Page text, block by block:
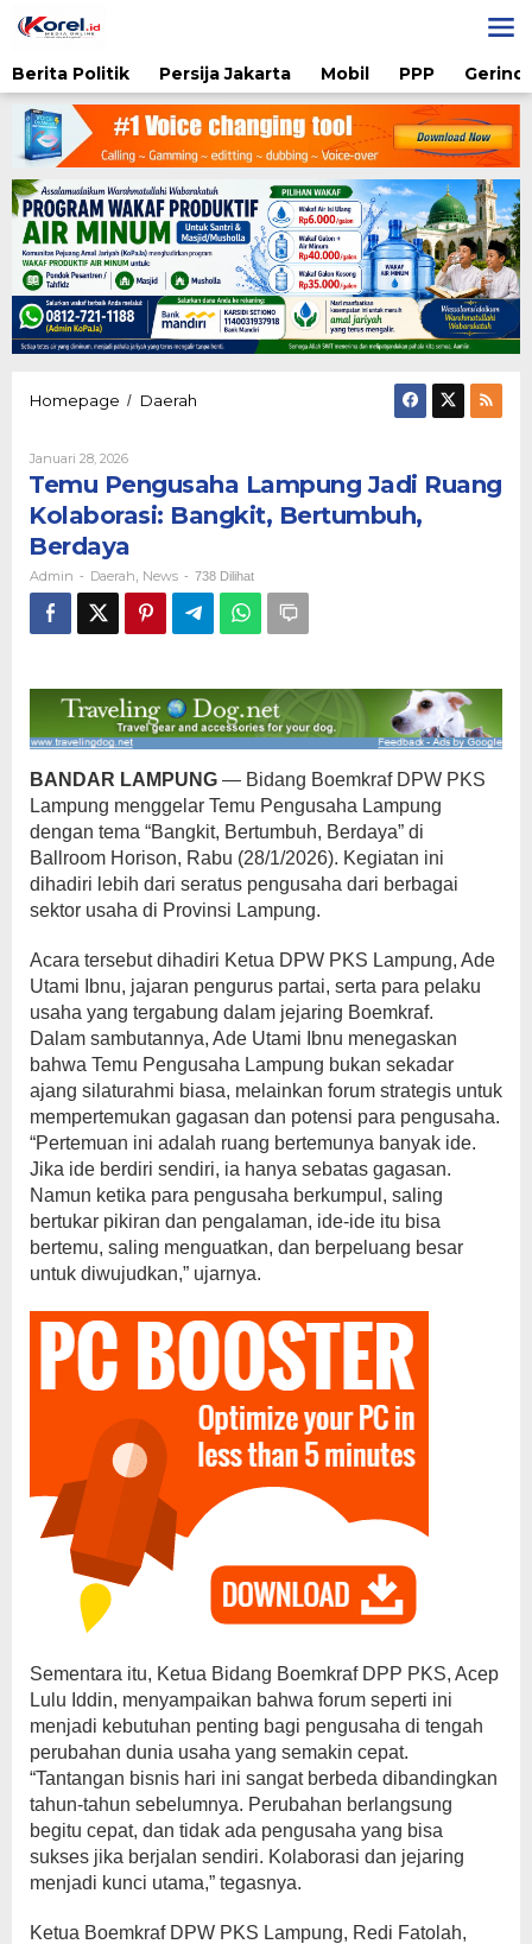
ke
Berita Politik
Persija Jakarta Mobil PPP
Homepage / Daerah
Ruang
Kolaborasi:
Bangkit,
Berdaya
Januari 28, 2026Oleh
Temu Pengusaha Lampung Jadi Ruang
Kolaborasi: Bangkit, Bertumbuh,
Berdaya
Admin - Daerah News - 738 Dilihat
BANDAR LAMPUNG — Bidang Boemkraf DPW PKS
Lampung menggelar Temu Pengusaha Lampung
dengan tema “Bangkit, Bertumbuh, Berdaya” di
Ballroom Horison, Rabu (28/1/2026). Kegiatan ini
dihadiri lebih dari seratus pengusaha dari berbagai
sektor usaha di Provinsi Lampung.
Acara tersebut dihadiri Ketua DPW PKS Lampung, Ade
Utami Ibnu, jajaran pengurus partai, serta para pelaku
usaha yang tergabung dalam jejaring Boemkraf.
Dalam sambutannya, Ade Utami Ibnu menegaskan
bahwa Temu Pengusaha Lampung bukan sekadar
ajang silaturahmi biasa, melainkan forum strategis untuk
mempertemukan gagasan dan potensi para pengusaha.
“Pertemuan ini adalah ruang bertemunya banyak ide.
Jika ide berdiri sendiri, ia hanya sebatas gagasan.
Namun ketika para pengusaha berkumpul, saling
bertukar pikiran dan pengalaman, ide-ide itu bisa
bertemu, saling menguatkan, dan berpeluang besar
untuk diwujudkan,” ujarnya.
Sementara itu, Ketua Bidang Boemkraf DPP PKS, Acep
Lulu Iddin, menyampaikan bahwa forum seperti ini
menjadi kebutuhan penting bagi pengusaha di tengah
perubahan dunia usaha yang semakin cepat.
“Tantangan bisnis hari ini sangat berbeda dibandingkan
tahun-tahun sebelumnya. Perubahan berlangsung
begitu cepat, dan tidak ada pengusaha yang bisa
sukses jika berjalan sendiri. Kolaborasi dan jejaring
menjadi kunci utama,” tegasnya.
Ketua Boemkraf DPW PKS Lampung, Redi Fatolah,